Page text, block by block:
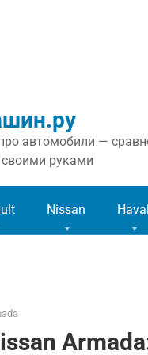
автомобили —
руками
Nissan